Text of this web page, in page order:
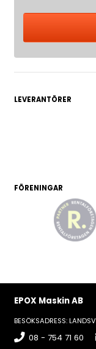
LEVERANTÖRER
FÖRENINGAR
EPOX Maskin AB
BESÖKSADRESS:
08 - 754 71 60